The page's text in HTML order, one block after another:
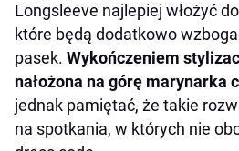
Longsleeve najlepiej włożyć
które będą dodatkowo
pasek. Wykończeniem
nałożona na górę marynarka
jednak pamiętać, że takie
na spotkania, w których nie